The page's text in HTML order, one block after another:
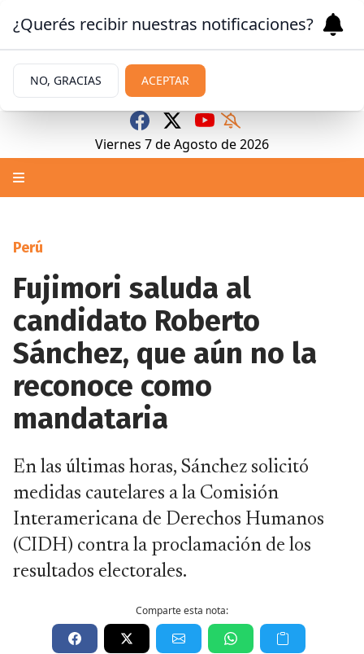
Viernes 7deAgosto de 2026
Perú
Fujimori saluda al
candidato Roberto
Sánchez, que aún no la
reconoce como
mandataria
En las últimas horas, Sánchez solicitó
medidas cautelares a la Comisión
Interamericana de Derechos Humanos
(CIDH) contra la proclamación de los
resultados electorales.
Comparte esta nota:
¿Querés recibir nuestras notificaciones?
NO, GRACIAS ACEPTAR